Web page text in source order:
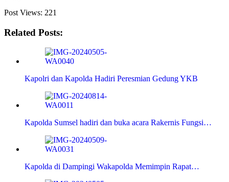
Post Views: 221
Related Posts:
Kapolri dan Kapolda Hadiri Peresmian Gedung YKB
Kapolda Sumsel hadiri dan buka acara Rakernis Fungsi…
Kapolda di Dampingi Wakapolda Memimpin Rapat…